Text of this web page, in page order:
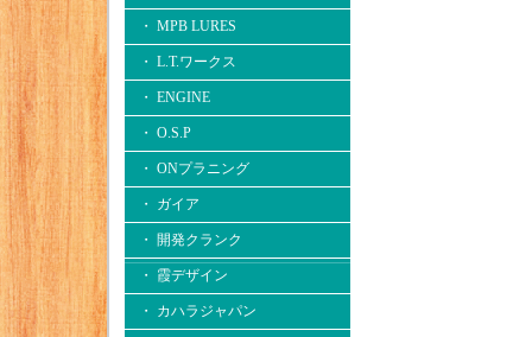
・ MPB LURES
・ L.T.ワークス
・ ENGINE
・ O.S.P
・ ONプラニング
・ ガイア
・ 開発クランク
・ 霞デザイン
・ カハラジャパン